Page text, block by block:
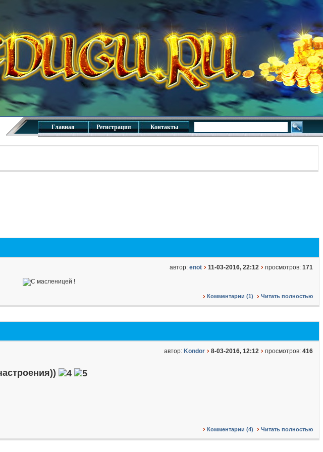
Главная Регистрация Контакты
автор: enot 11-03-2016, 22:12 просмотров: 171
Комментарии (1) Читать полностью
автор: Kondor 8-03-2016, 12:12 просмотров: 416
Комментарии (4) Читать полностью